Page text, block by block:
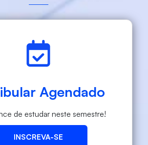
Agendado
de estudar neste semestre!
INSCREVA-SE